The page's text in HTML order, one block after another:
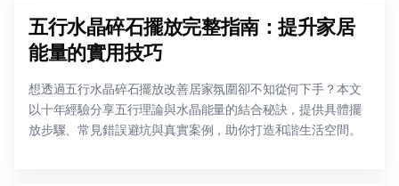
五行水晶碎石擺放完整指南：提升家居
能量的實用技巧
想透過五行水晶碎石擺放改善居家氛圍卻不知從何下手？本文
以十年經驗分享五行理論與水晶能量的結合秘訣，提供具體擺
放步驟、常見錯誤避坑與真實案例，助你打造和諧生活空間。